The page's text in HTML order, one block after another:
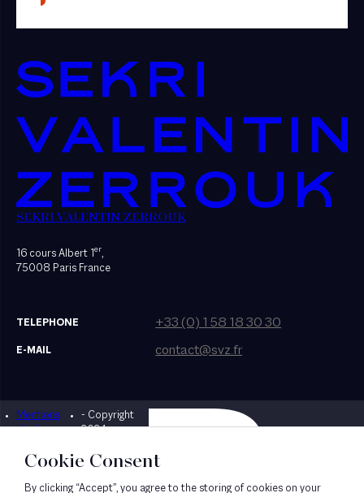
SEKRI VALENTIN ZERROUK
16 cours Albert 1er,
75008 Paris France
TELEPHONE +33 (0) 1 58 18 30 30
E-MAIL contact@svz.fr
Mentions
légales
- Copyright
2024
Designed by Bonhomme
Cookie Consent
By clicking “Accept”, you agree to the storing of cookies on your